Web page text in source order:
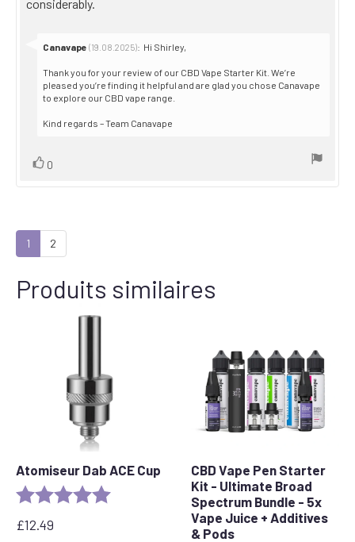
considerably.
Reply
Canavape (19.08.2025): Hi Shirley,
Thank you for your review of our CBD Vape Starter Kit. We’re
pleased you’re finding it helpful and are glad you chose Canavape
to explore our CBD vape range.
Kind regards – Team Canavape
Vote
0
1 2
Produits similaires
Atomiseur Dab ACE Cup
Rating: 5.0 out of 5 stars
£12.49
CBD Vape Pen Starter
Kit - Ultimate Broad
Spectrum Bundle - 5x
Vape Juice + Additives
& Pods